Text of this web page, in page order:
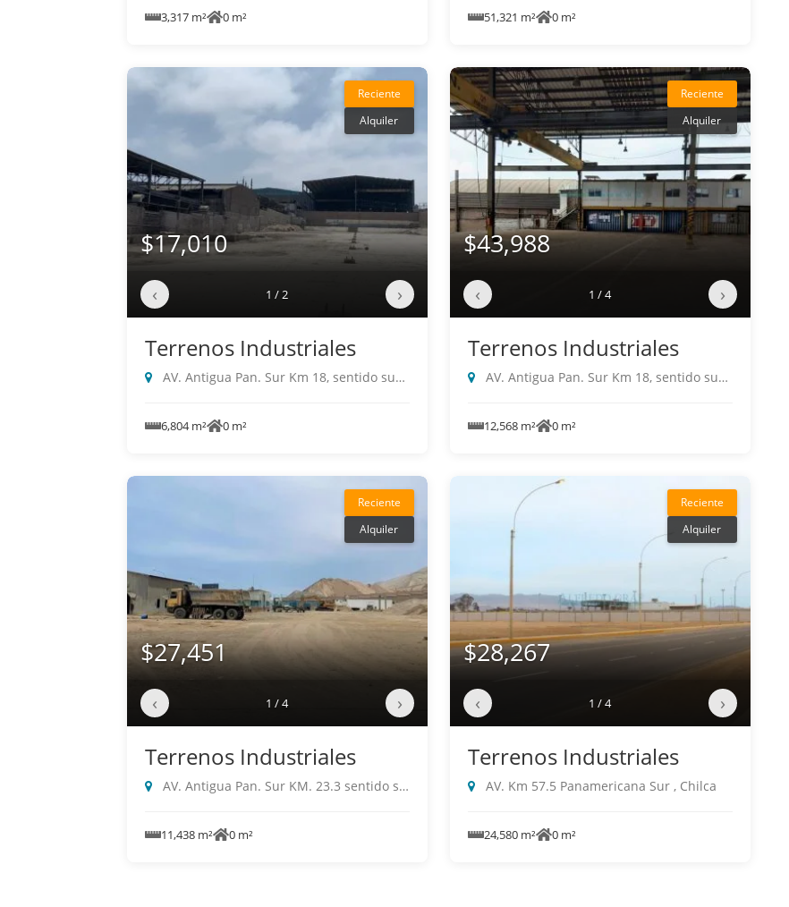
3,317 m² 0 m² 51,321 m² 0 m²
Reciente
Alquiler
$17,010
‹ 1 / 2 ›
Terrenos Industriales
AV. Antigua Pan. Sur Km 18, sentido sur a norte, Villa El Salvador
6,804 m² 0 m²
Reciente
Alquiler
$43,988
‹ 1 / 4 ›
Terrenos Industriales
AV. Antigua Pan. Sur Km 18, sentido sur a norte, Villa El Salvador
12,568 m² 0 m²
Reciente
Alquiler
$27,451
‹ 1 / 4 ›
Terrenos Industriales
AV. Antigua Pan. Sur KM. 23.3 sentido sur a norte, Villa El Salvador
11,438 m² 0 m²
Reciente
Alquiler
$28,267
‹ 1 / 4 ›
Terrenos Industriales
AV. Km 57.5 Panamericana Sur , Chilca
24,580 m² 0 m²